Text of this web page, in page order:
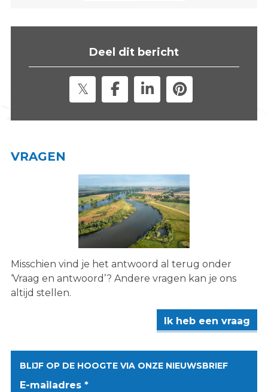
i
Deel dit bericht
VRAGEN
Misschien vind je het antwoord al terug onder
‘Vraag en antwoord’? Andere vragen kan je ons
altijd stellen.
Ik heb een vraag
BLIJF OP DE HOOGTE VIA ONZE NIEUWSBRIEF
E-mailadres *